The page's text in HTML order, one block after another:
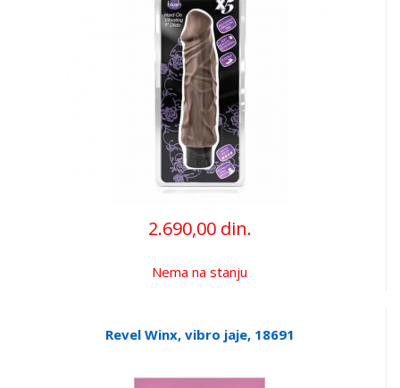
2.690,00 din.
Nema na stanju
Revel Winx, vibro jaje, 18691